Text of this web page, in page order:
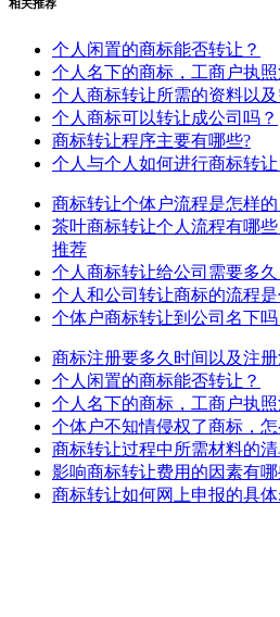
相关推荐
个人闲置的商标能否转让？
个人名下的商标，工商户执
个人商标转让所需的资料以
个人商标可以转让成公司吗？
商标转让程序主要有哪些?
个人与个人如何进行商标转让
商标转让个体户流程是怎样的
茶叶商标转让个人流程有哪
推荐
个人商标转让给公司需要多久
个人和公司转让商标的流程是
个体户商标转让到公司名下吗
商标注册要多久时间以及注
个人闲置的商标能否转让？
个人名下的商标，工商户执
个体户不知情侵权了商标，
商标转让过程中所需材料的
影响商标转让费用的因素有哪
商标转让如何网上申报的具